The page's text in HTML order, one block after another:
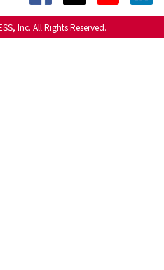
Inc. All Rights Reserved.